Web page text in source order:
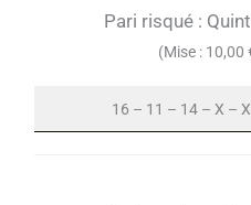
Pari risqué :
(Mise : 10,00
16 – 11 – 14 – X –